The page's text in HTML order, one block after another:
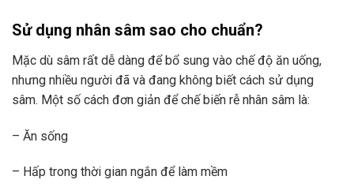
Sử dụng nhân sâm sao cho chuẩn?
Mặc dù sâm rất dễ dàng để bổ sung vào chế độ ăn uống,
nhưng nhiều người đã và đang không biết cách sử dụng
sâm. Một số cách đơn giản để chế biến rễ nhân sâm là:
– Ăn sống
– Hấp trong thời gian ngắn để làm mềm